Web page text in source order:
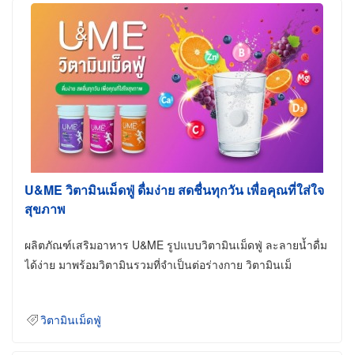
U&ME วิตามินเม็ดฟู่ ดื่มง่าย สดชื่นทุกวัน เพื่อคุณที่ใส่ใจ
สุขภาพ
ผลิตภัณฑ์เสริมอาหาร U&ME รูปแบบวิตามินเม็ดฟู่ ละลายน้ำดื่ม
ได้ง่าย มาพร้อมวิตามินรวมที่จำเป็นต่อร่างกาย วิตามินเม็
วิตามินเม็ดฟู่